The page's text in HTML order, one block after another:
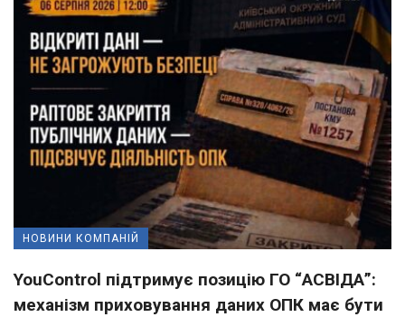
НОВИНИ КОМПАНІЙ
YouControl підтримує позицію ГО “АСВІДА”:
механізм приховування даних ОПК має бути